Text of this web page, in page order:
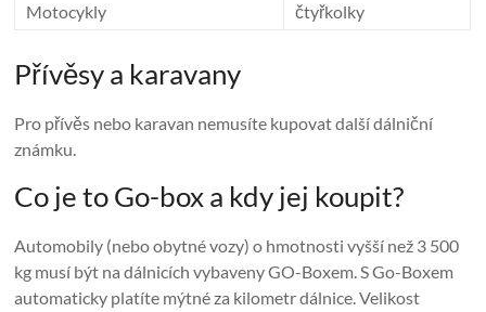
Motocykly
čtyřkolky
Přívěsy a karavany
Pro přívěs nebo karavan nemusíte kupovat další dálniční
známku.
Co je to Go-box a kdy jej koupit?
Automobily (nebo obytné vozy) o hmotnosti vyšší než 3 500
kg musí být na dálnicích vybaveny GO-Boxem. S Go-Boxem
automaticky platíte mýtné za kilometr dálnice. Velikost